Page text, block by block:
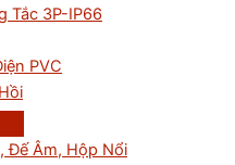
Tắc 3P-IP66
PVC
Đế Âm, Hộp Nổi